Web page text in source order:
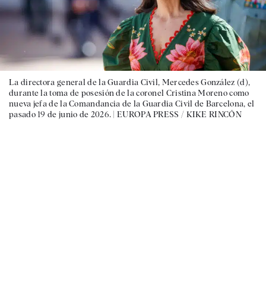
La directora general de la Guardia Civil, Mercedes González (d),
durante la toma de posesión de la coronel Cristina Moreno como
nueva jefa de la Comandancia de la Guardia Civil de Barcelona, el
pasado 19 de junio de 2026. |EUROPA PRESS / KIKE RINCÓN